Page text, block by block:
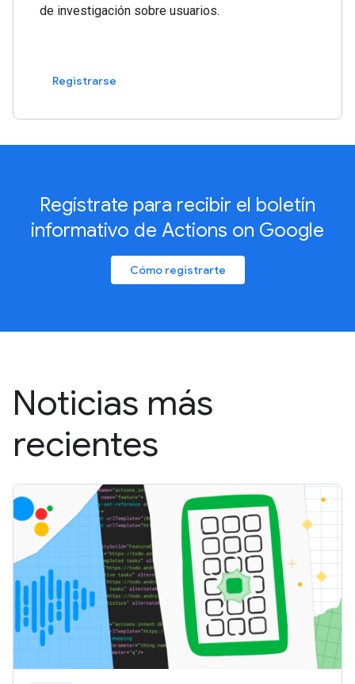
de investigación sobre usuarios.
Registrarse
Regístrate para recibir el boletín
informativo de Actions on Google
Cómo registrarte
Noticias más
recientes